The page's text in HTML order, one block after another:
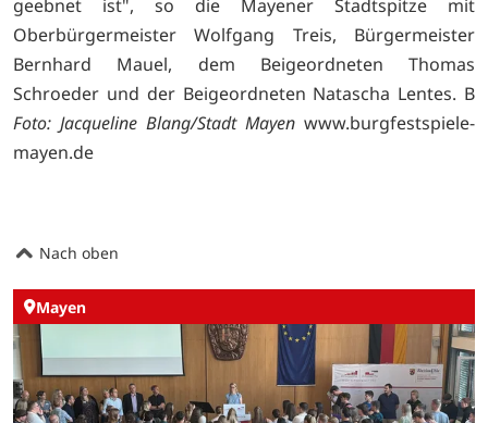
geebnet ist", so die Mayener Stadtspitze mit
Oberbürgermeister Wolfgang Treis, Bürgermeister
Bernhard Mauel, dem Beigeordneten Thomas
Schroeder und der Beigeordneten Natascha Lentes. B
Foto: Jacqueline Blang/Stadt Mayen www.burgfestspiele-
mayen.de
Nach oben
Mayen